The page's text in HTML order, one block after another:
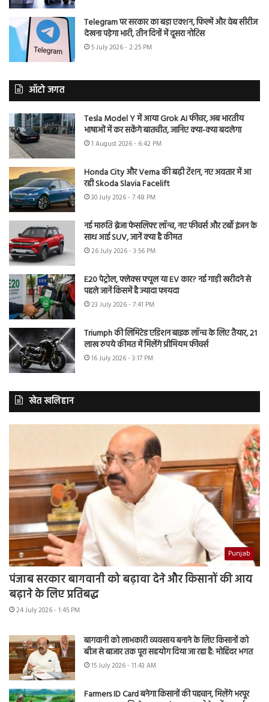
Telegram पर सरकार का बड़ा एक्शन, फिल्में और वेब सीरीज
देखना पड़ेगा भारी, तीन दिनों में दूसरा नोटिस
5 July 2026 - 2:25 PM
ऑटो जगत
Tesla Model Y में आया Grok AI फीचर, अब भारतीय
भाषाओं में कर सकेंगे बातचीत, जानिए क्या-क्या बदलेगा
1 August 2026 - 6:42 PM
Honda City और Verna की बढ़ी टेंशन, नए अवतार में आ
रही Skoda Slavia Facelift
30 July 2026 - 7:48 PM
नई मारुति ब्रेजा फेसलिफ्ट लॉन्च, नए फीचर्स और टर्बो इंजन के
साथ आई SUV, जानें क्या है कीमत
26 July 2026 - 3:56 PM
E20 पेट्रोल, फ्लेक्स फ्यूल या EV कार? नई गाड़ी खरीदने से
पहले जानें किसमें है ज्यादा फायदा
23 July 2026 - 7:41 PM
Triumph की लिमिटेड एडिशन बाइक लॉन्च के लिए तैयार, 21
लाख रुपये कीमत में मिलेंगे प्रीमियम फीचर्स
16 July 2026 - 3:17 PM
खेत खलिहान
Punjab
पंजाब सरकार बागवानी को बढ़ावा देने और किसानों की आय
बढ़ाने के लिए प्रतिबद्ध
24 July 2026 - 1:45 PM
बागवानी को लाभकारी व्यवसाय बनाने के लिए किसानों को
बीज से बाजार तक पूरा सहयोग दिया जा रहा है: मोहिंदर भगत
15 July 2026 - 11:43 AM
Farmers ID Card बनेगा किसानों की पहचान, मिलेंगे भरपूर